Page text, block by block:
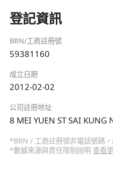
登記資訊
BRN/工商註冊號
59381160
成立日期
2012-02-02
公司註冊地址
8 MEI YUEN ST SAI KUNG
*BRN / 工商註冊號非電話號碼
*數據來源與責任限制說明 查看